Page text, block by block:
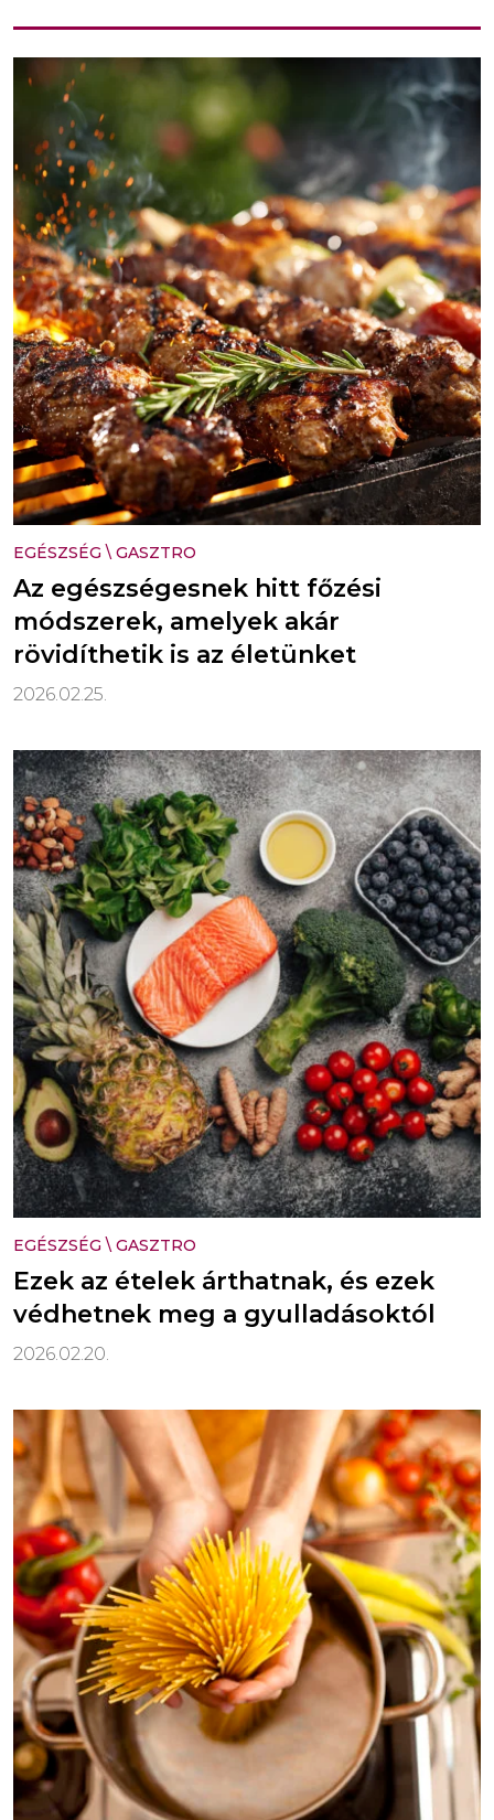
EGÉSZSÉG \ GASZTRO
Az egészségesnek hitt főzési
módszerek, amelyek akár
rövidíthetik is az életünket
2026.02.25.
EGÉSZSÉG \ GASZTRO
Ezek az ételek árthatnak, és ezek
védhetnek meg a gyulladásoktól
2026.02.20.